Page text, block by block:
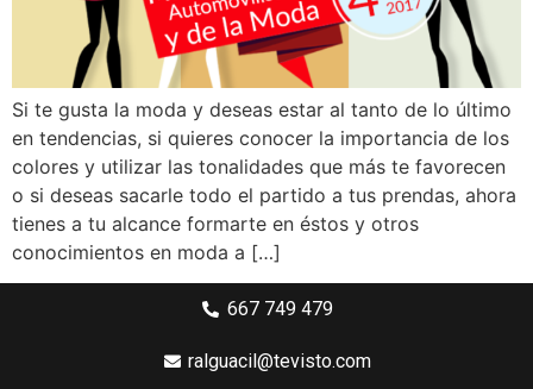
Si te gusta la moda y deseas estar al tanto de lo último
en tendencias, si quieres conocer la importancia de los
colores y utilizar las tonalidades que más te favorecen
o si deseas sacarle todo el partido a tus prendas, ahora
tienes a tu alcance formarte en éstos y otros
conocimientos en moda a […]
667 749 479
ralguacil@tevisto.com